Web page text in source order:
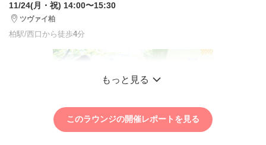
11/24(月・祝) 14:00〜15:30
ツヴァイ柏
柏駅/西口から徒歩4分
もっと見る
このラウンジの開催レポートを見る